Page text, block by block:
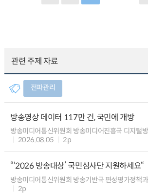
관련 주제 자료
전파관리
방송영상 데이터 117만 건, 국민에 개방
방송미디어통신위원회 방송미디어진흥국 디지털
2026.08.05
2p
“‘2026 방송대상’ 국민심사단 지원하세요“
방송미디어통신위원회 방송기반국 편성평가정책과
2p